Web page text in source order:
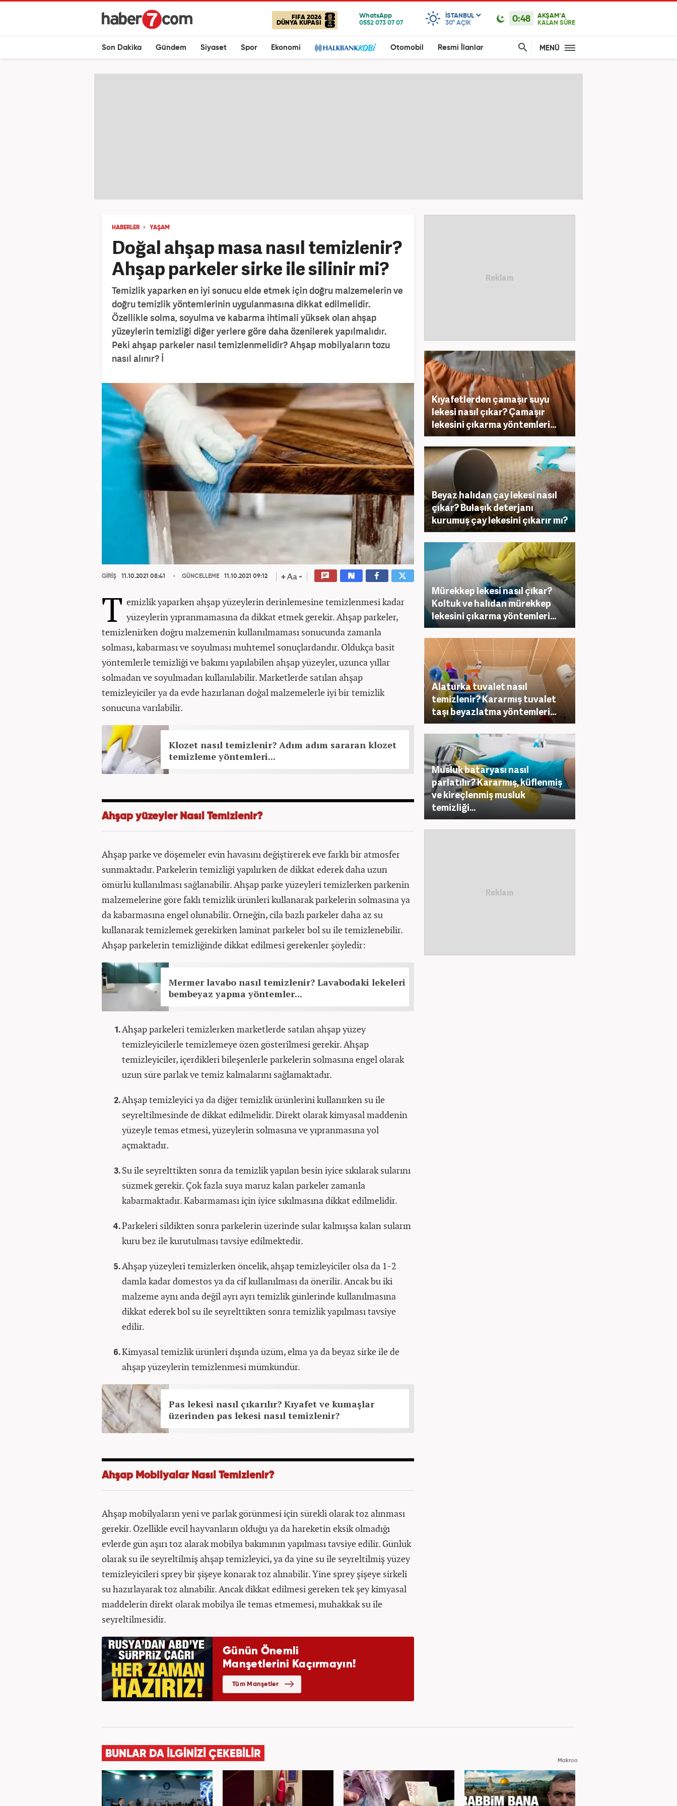
FIFA 2026
DÜNYA KUPASI
ISTANBUL
30° AÇIK 0:48
AKŞAM'A
KALAN SÜRE
Son Dakika Gündem Siyaset Spor Ekonomi Otomobil Resmi İlanlar MENÜ
HABERLER YAŞAM
Doğal ahşap masa nasıl temizlenir?
Ahşap parkeler sirke ile silinir mi?
Temizlik yaparken en iyi sonucu elde etmek için doğru malzemelerin ve
doğru temizlik yöntemlerinin uygulanmasına dikkat edilmelidir.
Özellikle solma, soyulma ve kabarma ihtimali yüksek olan ahşap
yüzeylerin temizliği diğer yerlere göre daha özenilerek yapılmalıdır.
Peki ahşap parkeler nasıl temizlenmelidir? Ahşap mobilyaların tozu
nasıl alınır? İ
GİRİŞ 11.10.2021 08:41 GÜNCELLEME 11.10.2021 09:12
T emizlik yaparken ahşap yüzeylerin derinlemesine temizlenmesi kadar
yüzeylerin yıpranmamasına da dikkat etmek gerekir. Ahşap parkeler,
temizlenirken doğru malzemenin kullanılmaması sonucunda zamanla
solması, kabarması ve soyulması muhtemel sonuçlardandır. Oldukça basit
yöntemlerle temizliği ve bakımı yapılabilen ahşap yüzeyler, uzunca yıllar
solmadan ve soyulmadan kullanılabilir. Marketlerde satılan ahşap
temizleyiciler ya da evde hazırlanan doğal malzemelerle iyi bir temizlik
sonucuna varılabilir.
Klozet nasıl temizlenir? Adım adım sararan klozet
temizleme yöntemleri...
Ahşap yüzeyler Nasıl Temizlenir?
Ahşap parke ve döşemeler evin havasını değiştirerek eve farklı bir atmosfer
sunmaktadır. Parkelerin temizliği yapılırken de dikkat ederek daha uzun
ömürlü kullanılması sağlanabilir. Ahşap parke yüzeyleri temizlerken parkenin
malzemelerine göre faklı temizlik ürünleri kullanarak parkelerin solmasına ya
da kabarmasına engel olunabilir. Örneğin, cila bazlı parkeler daha az su
kullanarak temizlemek gerekirken laminat parkeler bol su ile temizlenebilir.
Ahşap parkelerin temizliğinde dikkat edilmesi gerekenler şöyledir:
Mermer lavabo nasıl temizlenir? Lavabodaki lekeleri
bembeyaz yapma yöntemler...
Ahşap parkeleri temizlerken marketlerde satılan ahşap yüzey
temizleyicilerle temizlemeye özen gösterilmesi gerekir. Ahşap
temizleyiciler, içerdikleri bileşenlerle parkelerin solmasına engel olarak
uzun süre parlak ve temiz kalmalarını sağlamaktadır.
Ahşap temizleyici ya da diğer temizlik ürünlerini kullanırken su ile
seyreltilmesinde de dikkat edilmelidir. Direkt olarak kimyasal maddenin
yüzeyle temas etmesi, yüzeylerin solmasına ve yıpranmasına yol
açmaktadır.
Su ile seyrelttikten sonra da temizlik yapılan besin iyice sıkılarak sularını
süzmek gerekir. Çok fazla suya maruz kalan parkeler zamanla
kabarmaktadır. Kabarmaması için iyice sıkılmasına dikkat edilmelidir.
Parkeleri sildikten sonra parkelerin üzerinde sular kalmışsa kalan suların
kuru bez ile kurutulması tavsiye edilmektedir.
Ahşap yüzeyleri temizlerken öncelik, ahşap temizleyiciler olsa da 1-2
damla kadar domestos ya da cif kullanılması da önerilir. Ancak bu iki
malzeme aynı anda değil ayrı ayrı temizlik günlerinde kullanılmasına
dikkat ederek bol su ile seyrelttikten sonra temizlik yapılması tavsiye
edilir.
Kimyasal temizlik ürünleri dışında üzüm, elma ya da beyaz sirke ile de
ahşap yüzeylerin temizlenmesi mümkündür.
Pas lekesi nasıl çıkarılır? Kıyafet ve kumaşlar
üzerinden pas lekesi nasıl temizlenir?
Ahşap Mobilyalar Nasıl Temizlenir?
Ahşap mobilyaların yeni ve parlak görünmesi için sürekli olarak toz alınması
gerekir. Özellikle evcil hayvanların olduğu ya da hareketin eksik olmadığı
evlerde gün aşırı toz alarak mobilya bakımının yapılması tavsiye edilir. Günlük
olarak su ile seyreltilmiş ahşap temizleyici, ya da yine su ile seyreltilmiş yüzey
temizleyicileri sprey bir şişeye konarak toz alınabilir. Yine sprey şişeye sirkeli
su hazırlayarak toz alınabilir. Ancak dikkat edilmesi gereken tek şey kimyasal
maddelerin direkt olarak mobilya ile temas etmemesi, muhakkak su ile
seyreltilmesidir.
Kıyafetlerden çamaşır suyu
lekesi nasıl çıkar? Çamaşır
lekesini çıkarma yöntemleri...
Beyaz halıdan çay lekesi nasıl
çıkar? Bulaşık deterjanı
kurumuş çay lekesini çıkarır mı?
Mürekkep lekesi nasıl çıkar?
Koltuk ve halıdan mürekkep
lekesini çıkarma yöntemleri...
Alaturka tuvalet nasıl
temizlenir? Kararmış tuvalet
taşı beyazlatma yöntemleri...
Musluk bataryası nasıl
parlatılır? Kararmış, küflenmiş
ve kireçlenmiş musluk
temizliği...
BUNLAR DA İLGİNİZİ ÇEKEBİLİR
Makroo